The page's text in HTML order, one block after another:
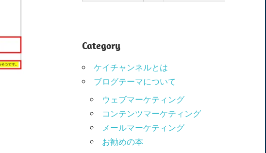
Category
ケイチャンネルとは
ブログテーマについて
ウェブマーケティング
コンテンツマーケティング
メールマーケティング
お勧めの本